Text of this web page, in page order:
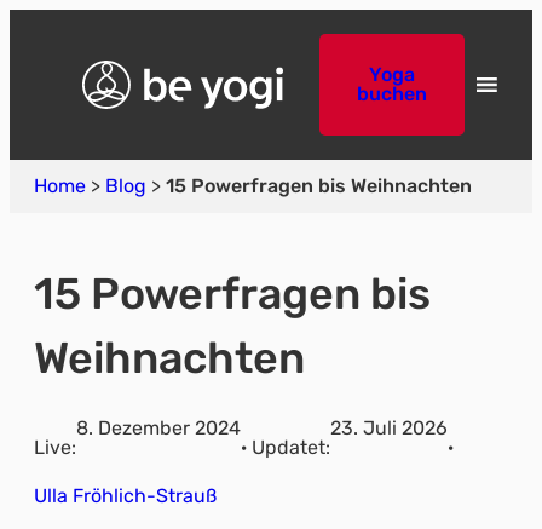
Yoga
buchen
Home > Blog > 15 Powerfragen bis Weihnachten
15 Powerfragen bis
Weihnachten
Live:
8. Dezember 2024
· Updatet:
23. Juli 2026
·
Ulla Fröhlich-Strauß